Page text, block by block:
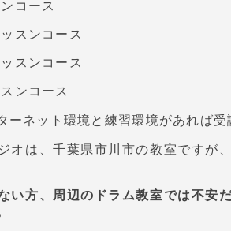
コース
スンコース
スンコース
ンコース
ーネット環境と練習環境があれば受
オは、千葉県市川市の教室ですが
い方、周辺のドラム教室では不安